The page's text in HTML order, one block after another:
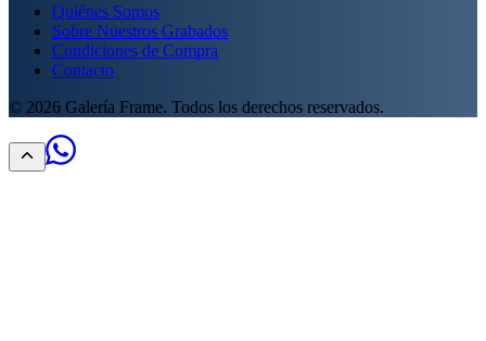
Quiénes Somos
Sobre Nuestros Grabados
Condiciones de Compra
Contacto
© 2026 Galería Frame. Todos los derechos reservados.